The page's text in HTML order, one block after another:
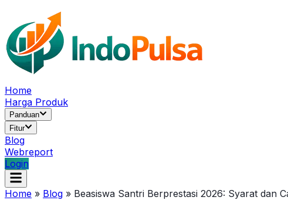
Home
Harga Produk
Panduan
Fitur
Blog
Webreport
Login
Home » Blog » Beasiswa Santri Berprestasi 2026: Syarat dan